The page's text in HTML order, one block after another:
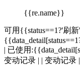
{{re.name}}
可用{{status==1?'刷
| 已使用
变动记录 | | 变动记录 |